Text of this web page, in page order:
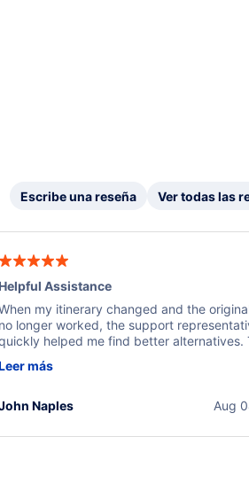
Escribe una reseña Ver todas las
Helpful Assistance
my itinerary changed and the
no longer worked, the support
helped me find better alternatives.
to resolve the issue. I'm grateful for
más
Aug
Naples